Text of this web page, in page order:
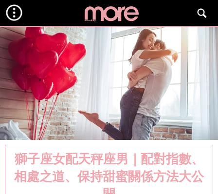
獅子座女配天秤座男｜配對指數、
相處之道、保持甜蜜關係方法大公